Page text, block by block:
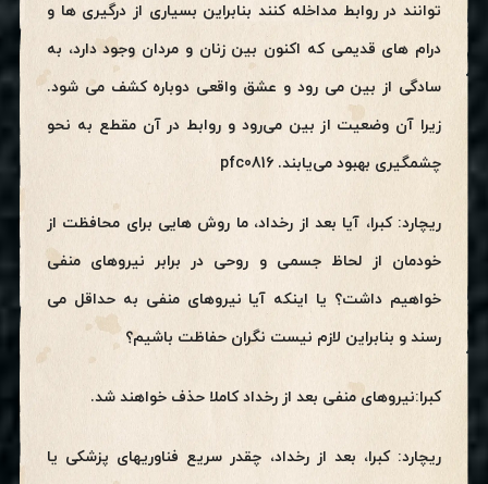
توانند در روابط مداخله کنند بنابراین بسیاری از درگیری ها و
درام های قدیمی که اکنون بین زنان و مردان وجود دارد، به
سادگی از بین می رود و عشق واقعی دوباره کشف می شود.
زیرا آن وضعیت از بین می‌رود و روابط در آن مقطع به نحو
چشمگیری بهبود می‌یابند. pfc0816
ریچارد: کبرا، آیا بعد از رخداد، ما روش هایی برای محافظت از
خودمان از لحاظ جسمی و روحی در برابر نیروهای منفی
خواهیم داشت؟ یا اینکه آیا نیروهای منفی به حداقل می
رسند و بنابراین لازم نیست نگران حفاظت باشیم؟
کبرا:نیروهای منفی بعد از رخداد کاملا حذف خواهند شد.
ریچارد: کبرا، بعد از رخداد، چقدر سریع فناوریهای پزشکی یا